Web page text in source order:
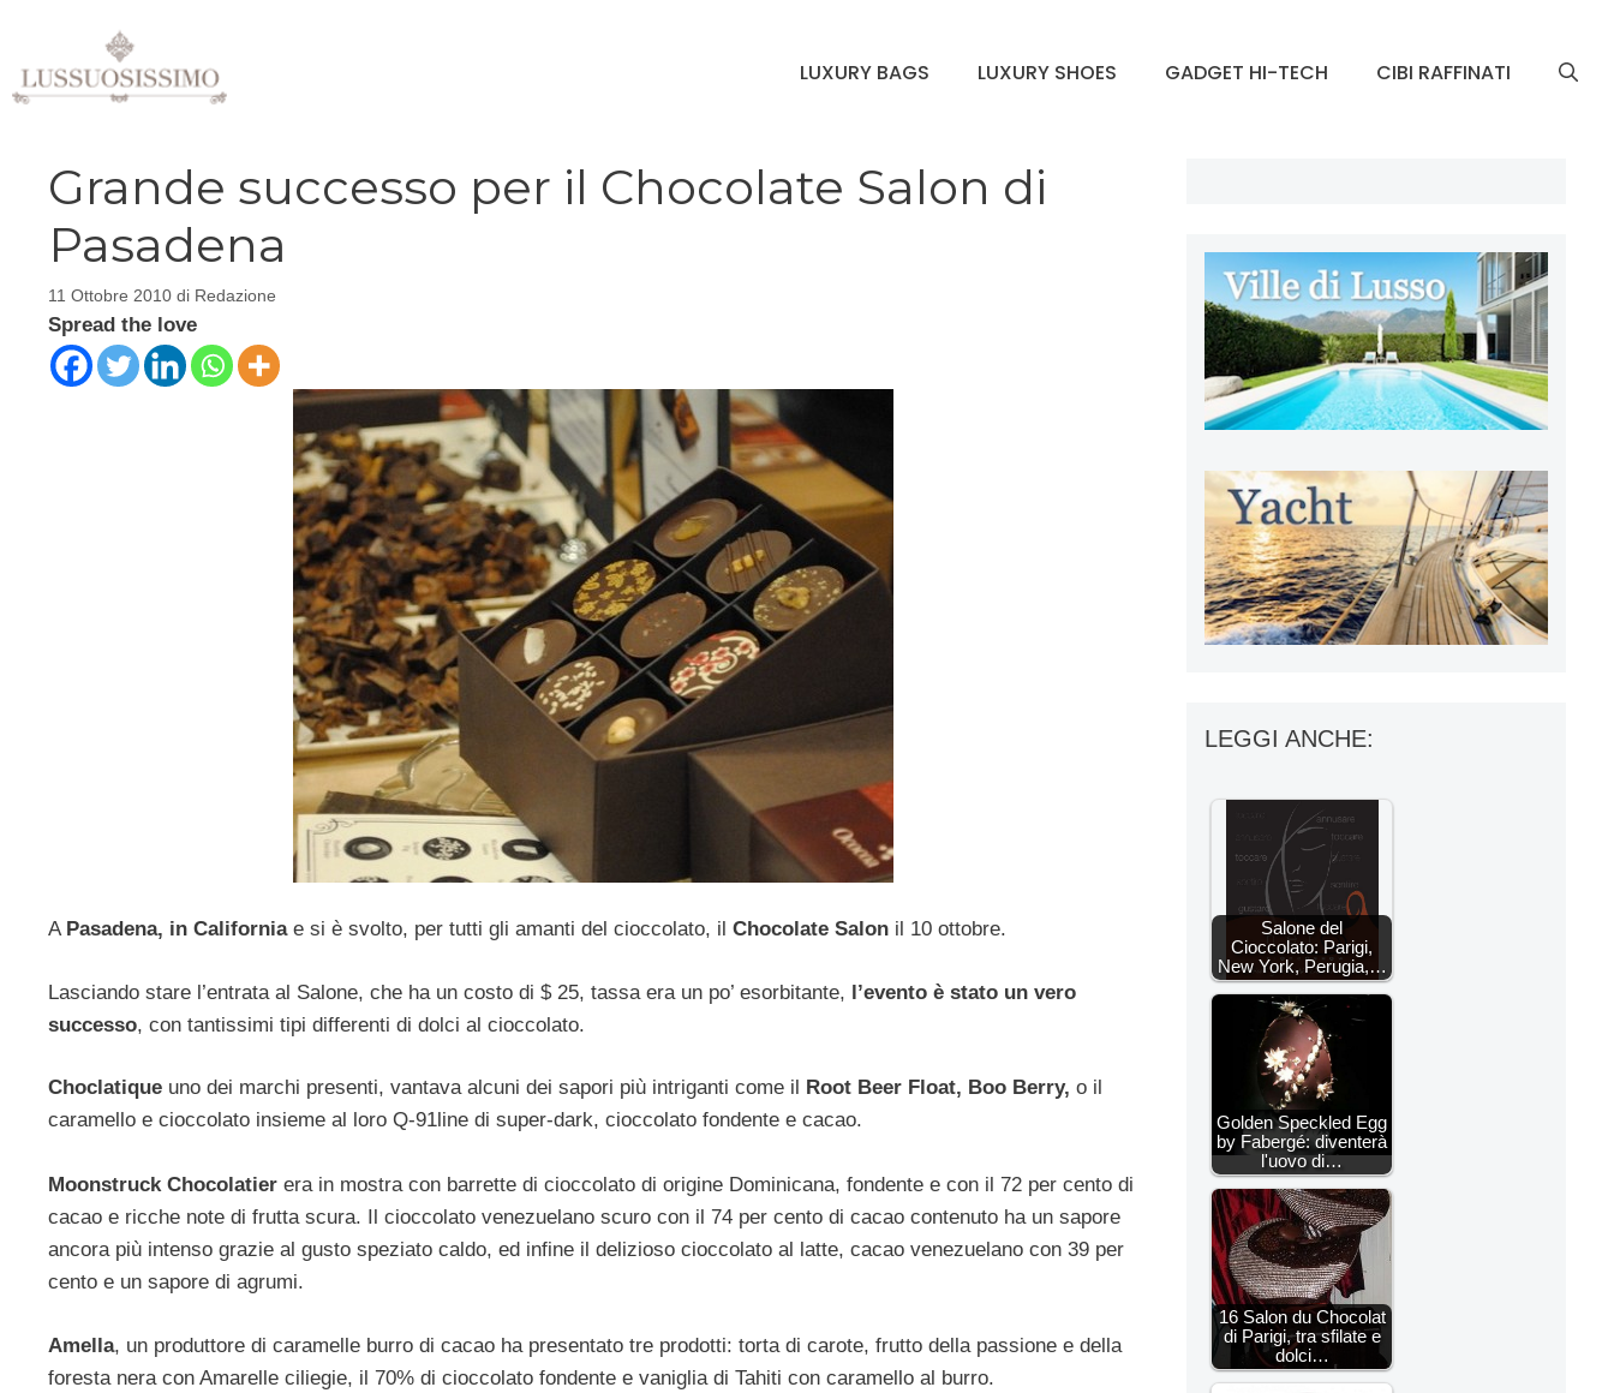
contenuto
LUXURY BAGS LUXURY SHOES GADGET HI-TECH CIBI RAFFINATI
Grande successo per il Chocolate Salon di
Pasadena
11 Ottobre 2010 di Redazione
Spread the love
A Pasadena, in Californiae si è svolto, per tutti gli amanti del cioccolato, il Chocolate Salon il 10 ottobre.
Lasciando stare l’entrata al Salone, che ha un costo di $ 25, tassa era un po’ esorbitante, l’evento è stato un vero
successo, con tantissimi tipi differenti di dolci al cioccolato.
Choclatique uno dei marchi presenti, vantava alcuni dei sapori più intriganti come il Root Beer Float, Boo Berry, o il
caramello e cioccolato insieme al loro Q-91line di super-dark, cioccolato fondente e cacao.
Moonstruck Chocolatier era in mostra con barrette di cioccolato di origine Dominicana, fondente e con il 72 per cento di
cacao e ricche note di frutta scura. Il cioccolato venezuelano scuro con il 74 per cento di cacao contenuto ha un sapore
ancora più intenso grazie al gusto speziato caldo, ed infine il delizioso cioccolato al latte, cacao venezuelano con 39 per
cento e un sapore di agrumi.
Amella, un produttore di caramelle burro di cacao ha presentato tre prodotti: torta di carote, frutto della passione e della
foresta nera con Amarelle ciliegie, il 70% di cioccolato fondente e vaniglia di Tahiti con caramello al burro.
LEGGI ANCHE:
Salone del
Cioccolato: Parigi,
New York, Perugia,…
Golden Speckled Egg
by Fabergé: diventerà
l'uovo di…
16 Salon du Chocolat
di Parigi, tra sfilate e
dolci…